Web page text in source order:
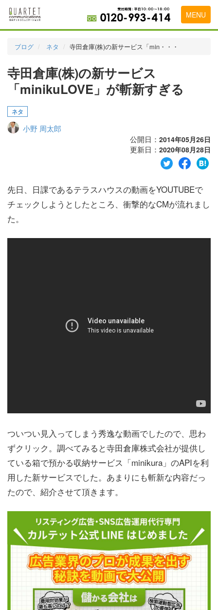
MENU
実績・お客様の声
代理店の乗り換えをお考えの方
お問い合わせ
ブログ ネタ 寺田倉庫(株)の新サービス「min・・・
寺田倉庫(株)の新サービス
「minikuLOVE」が斬新すぎる
ネタ
小野 周太郎
公開日： 2014年05月26日
更新日： 2020年08月28日
先日、日課であるテラスハウスの動画をYOUTUBEで
チェックしようとしたところ、衝撃的なCMが流れまし
た。
ついつい見入ってしまう秀逸な動画でしたので、思わ
ずクリック。調べてみると寺田倉庫株式会社が提供し
ている箱で預かる収納サービス「minikura」のAPIを利
用した新サービスでした。あまりにも斬新な内容だっ
たので、紹介させて頂きます。